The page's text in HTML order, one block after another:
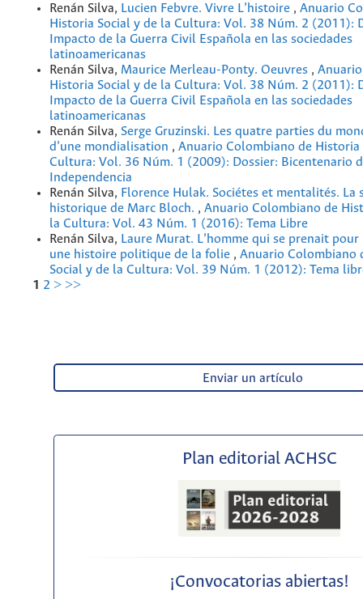
Renán Silva, Lucien Febvre. Vivre L’histoire , Anuario
Historia Social y de la Cultura: Vol. 38 Núm. 2 (2011):
Impacto de la Guerra Civil Española en las sociedades
latinoamericanas
Renán Silva, Maurice Merleau-Ponty. Oeuvres ,
Historia Social y de la Cultura: Vol. 38 Núm. 2 (2011):
Impacto de la Guerra Civil Española en las sociedades
latinoamericanas
Renán Silva, Serge Gruzinski. Les quatre parties du
d’une mondialisation , Anuario Colombiano de Historia
Cultura: Vol. 36 Núm. 1 (2009): Dossier: Bicentenario
Independencia
Renán Silva, Florence Hulak. Sociétes et mentalités. La
historique de Marc Bloch. , Anuario Colombiano de
la Cultura: Vol. 43 Núm. 1 (2016): Tema Libre
Renán Silva, Laure Murat. L’homme qui se prenait
une histoire politique de la folie , Anuario Colombiano
Social y de la Cultura: Vol. 39 Núm. 1 (2012): Tema
1 2 > >>
Enviar un artículo
Plan editorial ACHSC
¡Convocatorias abiertas!